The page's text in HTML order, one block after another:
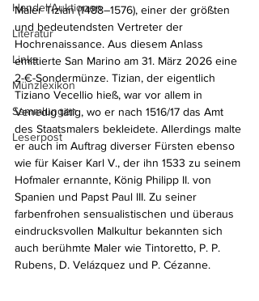
Handel/Auktionen
Literatur
Links
Münzlexikon
Sammlungen
Leserpost
Maler Tizian (1488–1576), einer der größten
und bedeutendsten Vertreter der
Hochrenaissance. Aus diesem Anlass
emittierte San Marino am 31. März 2026 eine
2-€-Sondermünze. Tizian, der eigentlich
Tiziano Vecellio hieß, war vor allem in
Venedig tätig, wo er nach 1516/17 das Amt
des Staatsmalers bekleidete. Allerdings malte
er auch im Auftrag diverser Fürsten ebenso
wie für Kaiser Karl V., der ihn 1533 zu seinem
Hofmaler ernannte, König Philipp II. von
Spanien und Papst Paul III. Zu seiner
farbenfrohen sensualistischen und überaus
eindrucksvollen Malkultur bekannten sich
auch berühmte Maler wie Tintoretto, P. P.
Rubens, D. Velázquez und P. Cézanne.